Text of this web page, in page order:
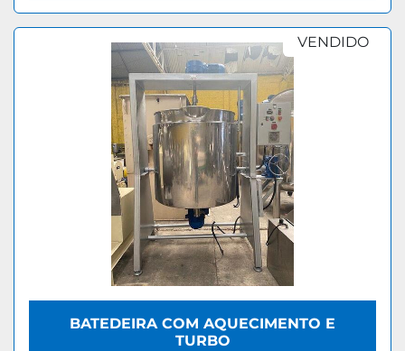
VENDIDO
BATEDEIRA COM AQUECIMENTO E
TURBO